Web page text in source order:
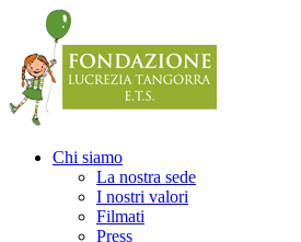
Chi siamo
La nostra sede
I nostri valori
Filmati
Press
Precedente
Precedente
successivo
successivo